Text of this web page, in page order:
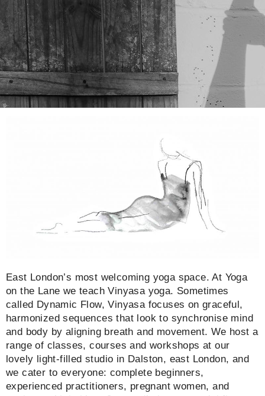
East London’s most welcoming yoga space. At Yoga
on the Lane we teach Vinyasa yoga. Sometimes
called Dynamic Flow, Vinyasa focuses on graceful,
harmonized sequences that look to synchronise mind
and body by aligning breath and movement. We host a
range of classes, courses and workshops at our
lovely light-filled studio in Dalston, east London, and
we cater to everyone: complete beginners,
experienced practitioners, pregnant women, and